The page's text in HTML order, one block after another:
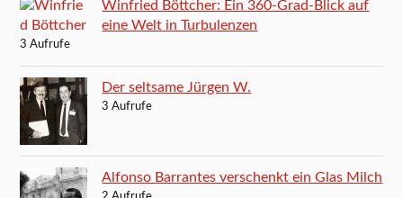
Winfried Böttcher: Ein 360-Grad-Blick auf
eine Welt in Turbulenzen
3 Aufrufe
Der seltsame Jürgen W.
3 Aufrufe
Alfonso Barrantes verschenkt ein Glas Milch